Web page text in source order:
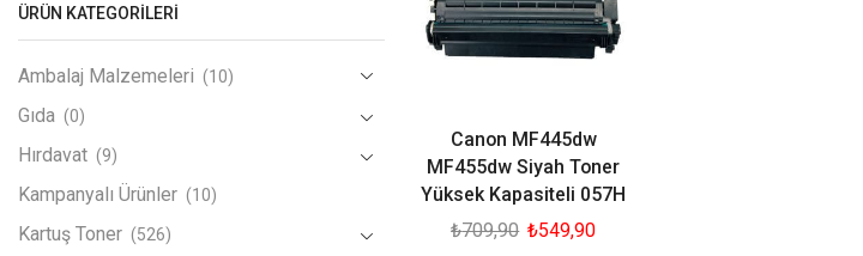
Canon MF445dw
MF455dw Siyah Toner
Yüksek Kapasiteli 057H
₺709,90 ₺549,90
ÜRÜN KATEGORILERI
Ambalaj Malzemeleri (10)
Gıda (0)
Hırdavat (9)
Kampanyalı Ürünler (10)
Kartuş Toner (526)